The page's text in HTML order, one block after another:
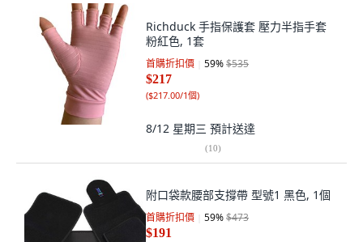
Richduck 手指保護套 壓力半指手套
粉紅色, 1套
首購折扣價 59%$535
$217
($217.00/1個)
8/12 星期三 預計送達
(10)
附口袋款腰部支撐帶 型號1 黑色, 1個
首購折扣價 59%$473
$191